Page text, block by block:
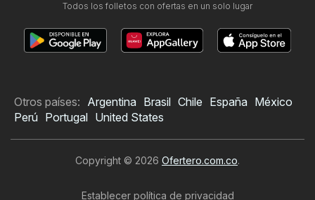
Todos los folletos con ofertas en un solo lugar
Otros países: Argentina Brasil Chile España México
Perú Portugal United States
Copyright © 2026 Ofertero.com.co.
Establecer política de privacidad